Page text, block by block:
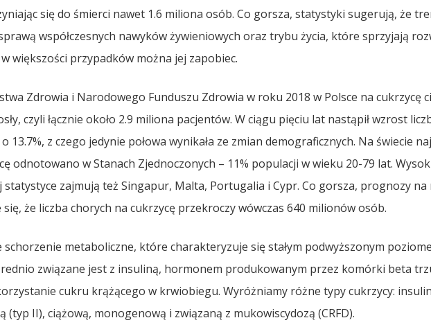
się do śmierci nawet 1.6 miliona osób. Co gorsza, statystyki sugerują, że
współczesnych nawyków żywieniowych oraz trybu życia, które sprzyjają
większości przypadków można jej zapobiec.
Zdrowia i Narodowego Funduszu Zdrowia w roku 2018 w Polsce na cukrzycę
czyli łącznie około 2.9 miliona pacjentów. W ciągu pięciu lat nastąpił wzrost
13.7%, z czego jedynie połowa wynikała ze zmian demograficznych. Na świecie
odnotowano w Stanach Zjednoczonych – 11% populacji w wieku 20-79 lat.
statystyce zajmują też Singapur, Malta, Portugalia i Cypr. Co gorsza, prognozy na
że liczba chorych na cukrzycę przekroczy wówczas 640 milionów osób.
schorzenie metaboliczne, które charakteryzuje się stałym podwyższonym
związane jest z insuliną, hormonem produkowanym przez komórki beta
cukru krążącego w krwiobiegu. Wyróżniamy różne typy cukrzycy:
II), ciążową, monogenową i związaną z mukowiscydozą (CRFD).